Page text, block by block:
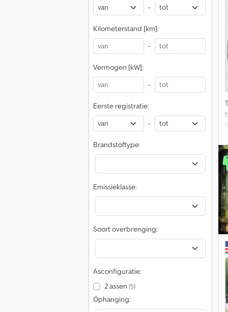
-
Kilometerstand [km]:
-
Vermogen [kW]:
-
Eerste registratie:
-
Brandstoftype:
Emissieklasse:
Soort overbrenging:
Asconfiguratie:
2 assen (5)
Ophanging: